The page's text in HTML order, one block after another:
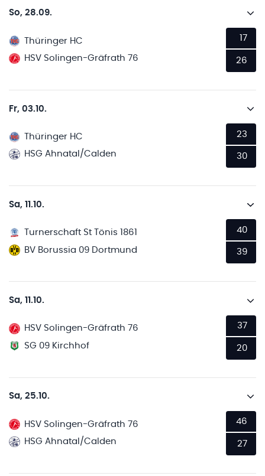
So, 28.09.
Thüringer HC
HSV Solingen-Gräfrath 76
17
26
Fr, 03.10.
Thüringer HC
HSG Ahnatal/Calden
23
30
Sa, 11.10.
Turnerschaft St Tönis 1861
BV Borussia 09 Dortmund
40
39
Sa, 11.10.
HSV Solingen-Gräfrath 76
SG 09 Kirchhof
37
20
Sa, 25.10.
HSV Solingen-Gräfrath 76
HSG Ahnatal/Calden
46
27